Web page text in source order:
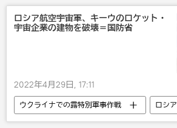
ロシア航空宇宙軍、キーウのロケット・
宇宙企業の建物を破壊＝国防省
2022年4月29日, 17:11
ウクライナでの露特別軍事作戦
ロシア
ロケット
ウクライナ 軍事